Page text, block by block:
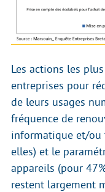
Les actions les
entreprises pour
de leurs usages
fréquence de
informatique et/ou
elles) et le
appareils (pour
restent largement